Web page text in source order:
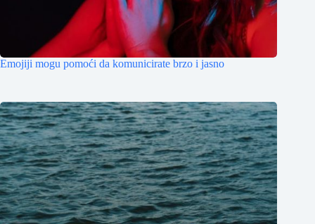
Emojiji mogu pomoći da komunicirate brzo i jasno